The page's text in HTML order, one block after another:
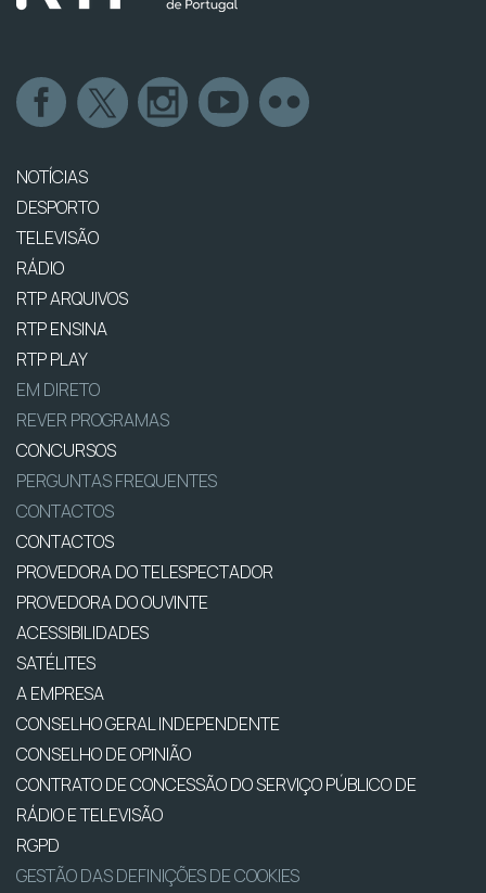
NOTÍCIAS
DESPORTO
TELEVISÃO
RÁDIO
RTP ARQUIVOS
RTP ENSINA
RTP PLAY
EM DIRETO
REVER PROGRAMAS
CONCURSOS
PERGUNTAS FREQUENTES
CONTACTOS
CONTACTOS
PROVEDORA DO TELESPECTADOR
PROVEDORA DO OUVINTE
ACESSIBILIDADES
SATÉLITES
A EMPRESA
CONSELHO GERAL INDEPENDENTE
CONSELHO DE OPINIÃO
CONTRATO DE CONCESSÃO DO SERVIÇO PÚBLICO DE
RÁDIO E TELEVISÃO
RGPD
GESTÃO DAS DEFINIÇÕES DE COOKIES